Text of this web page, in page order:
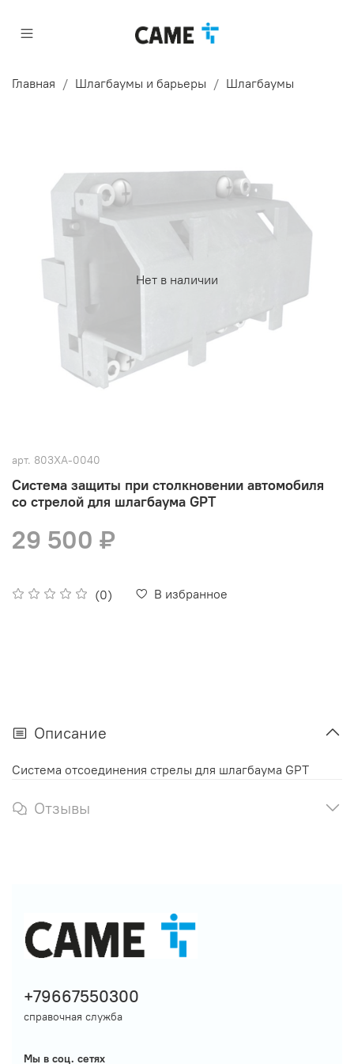
Главная Шлагбаумы и барьеры Шлагбаумы
Нет в наличии
арт. 803XA-0040
Система защиты при столкновении автомобиля
со стрелой для шлагбаума GPT
(0) В избранное
29 500 ₽
Описание
Система отсоединения стрелы для шлагбаума GPT
Отзывы
+79667550300
справочная служба
Мы в соц. сетях